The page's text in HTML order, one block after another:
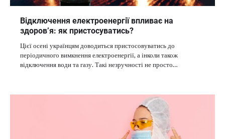
Відключення електроенергії впливає на
здоров’я: як пристосуватись?
Цієї осені українцям доводиться пристосовуватись до
періодичного вимкнення електроенергії, а інколи також
відключення води та газу. Такі незручності не просто…